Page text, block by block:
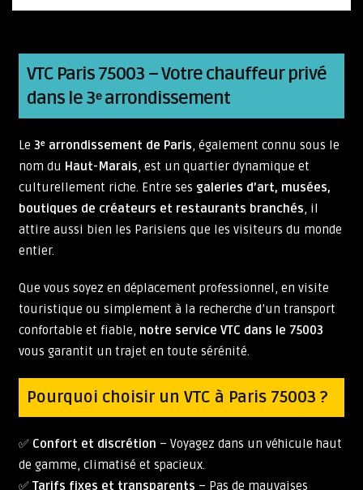
VTC Paris 75003 – Votre chauffeur privé
dans le 3ᵉ arrondissement
Le 3ᵉ arrondissement de Paris, également connu sous le
nom du Haut-Marais, est un quartier dynamique et
culturellement riche. Entre ses galeries d’art, musées,
boutiques de créateurs et restaurants branchés, il
attire aussi bien les Parisiens que les visiteurs du monde
entier.
Que vous soyez en déplacement professionnel, en visite
touristique ou simplement à la recherche d’un transport
confortable et fiable, notre service VTC dans le 75003
vous garantit un trajet en toute sérénité.
Pourquoi choisir un VTC à Paris 75003 ?
✅ Confort et discrétion – Voyagez dans un véhicule haut
de gamme, climatisé et spacieux.
✅ Tarifs fixes et transparents – Pas de mauvaises